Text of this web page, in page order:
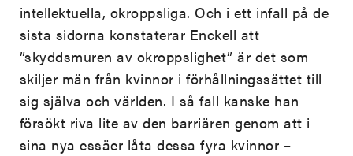
intellektuella, okroppsliga. Och i ett infall på de
sista sidorna konstaterar Enckell att
”skyddsmuren av okroppslighet” är det som
skiljer män från kvinnor i förhållningssättet till
sig själva och världen. I så fall kanske han
försökt riva lite av den barriären genom att i
sina nya essäer låta dessa fyra kvinnor –